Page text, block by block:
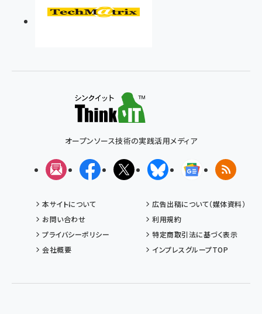
オープンソース技術の実践活用メディア
メルマガFacebookX(エックス)BlueskyGoogleニュ
RSS
本サイトについて
広告出稿について（媒体資料）
お問い合わせ
利用規約
プライバシーポリシー
特定商取引法に基づく表示
会社概要
インプレスグループTOP